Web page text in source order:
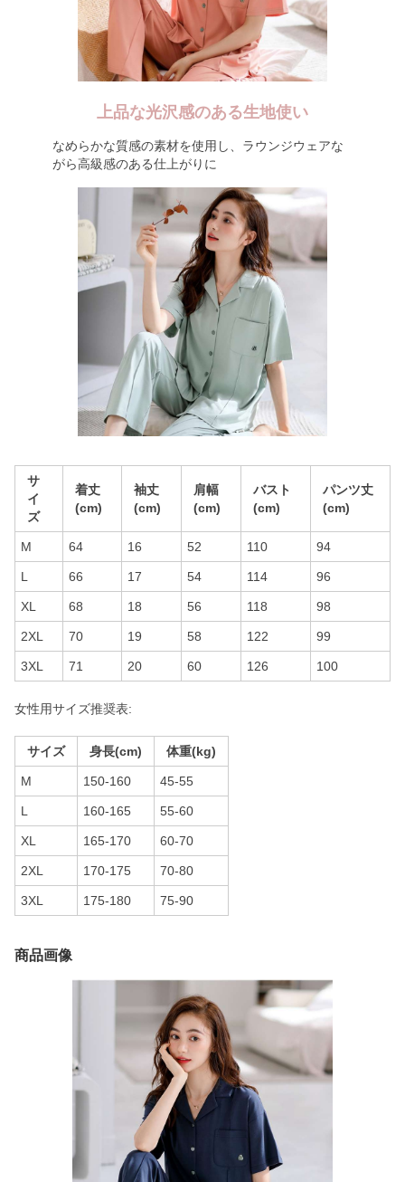
上品な光沢感のある生地使い
なめらかな質感の素材を使用し、ラウンジウェアな
がら高級感のある仕上がりに
サ
イ
ズ
着丈
(cm)
袖丈
(cm)
肩幅
(cm)
バスト
(cm)
パンツ丈
(cm)
M 64 16 52 110 94
L 66 17 54 114 96
XL 68 18 56 118 98
2XL 70 19 58 122 99
3XL 71 20 60 126 100
女性用サイズ推奨表:
サイズ 身長(cm) 体重(kg)
M 150-160 45-55
L 160-165 55-60
XL 165-170 60-70
2XL 170-175 70-80
3XL 175-180 75-90
商品画像